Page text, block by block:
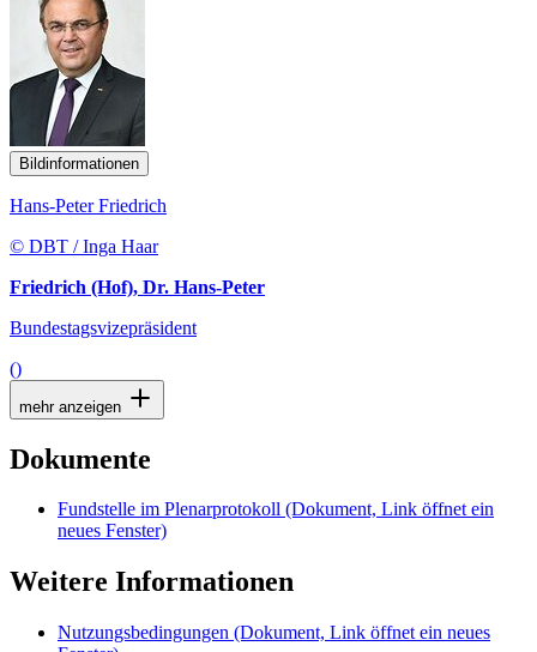
Bildinformationen
Hans-Peter Friedrich
© DBT / Inga Haar
Friedrich (Hof), Dr. Hans-Peter
Bundestagsvizepräsident
()
mehr anzeigen
Dokumente
Fundstelle im Plenarprotokoll (Dokument, Link öffnet ein
neues Fenster)
Weitere Informationen
Nutzungsbedingungen (Dokument, Link öffnet ein neues